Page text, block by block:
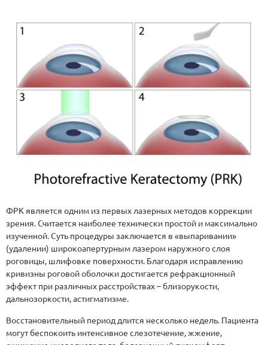
ФРК является одним из первых лазерных методов коррекции
зрения. Считается наиболее технически простой и максимально
изученной. Суть процедуры заключается в «выпаривании»
(удалении) широкоапертурным лазером наружного слоя
роговицы, шлифовке поверхности. Благодаря исправлению
кривизны роговой оболочки достигается рефракционный
эффект при различных расстройствах – близорукости,
дальнозоркости, астигматизме.
Восстановительный период длится несколько недель. Пациента
могут беспокоить интенсивное слезотечение, жжение,